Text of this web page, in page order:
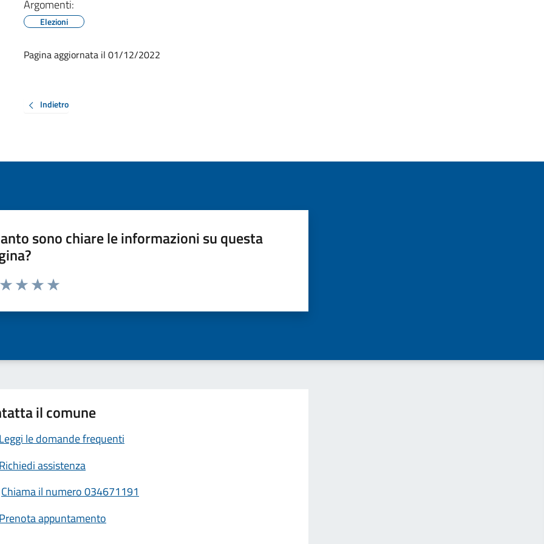
Argomenti:
Elezioni
Pagina aggiornata il 01/12/2022
Indietro
sono chiare le informazioni su questa
da 1 a 5 stelle la pagina
il comune
Leggi le domande frequenti
Richiedi assistenza
Chiama il numero 034671191
Prenota appuntamento